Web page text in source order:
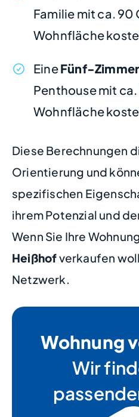
Familie mit ca.
Wohnfläche
EineFünf-
Penthouse mit
Wohnfläche
Diese Berechnungen
Orientierung und
spezifischen
ihrem Potenzial und
Wenn Sie Ihre
Heißhofverkaufen
Netzwerk.
Wohnung
Wir